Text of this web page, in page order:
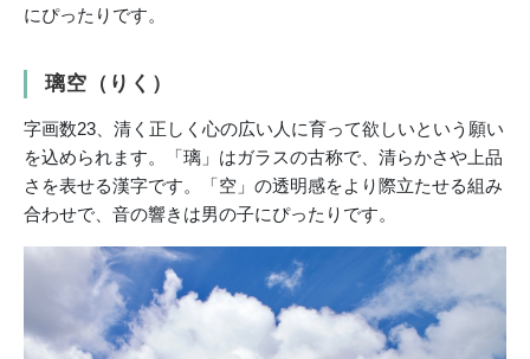
にぴったりです。
璃空（りく）
字画数23、清く正しく心の広い人に育って欲しいという願い
を込められます。「璃」はガラスの古称で、清らかさや上品
さを表せる漢字です。「空」の透明感をより際立たせる組み
合わせで、音の響きは男の子にぴったりです。